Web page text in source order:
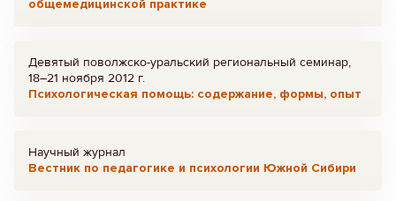
общемедицинской практике
Девятый поволжско-уральский региональный семинар,
18–21 ноября 2012 г.
Психологическая помощь: содержание, формы, опыт
Научный журнал
Вестник по педагогике и психологии Южной Сибири